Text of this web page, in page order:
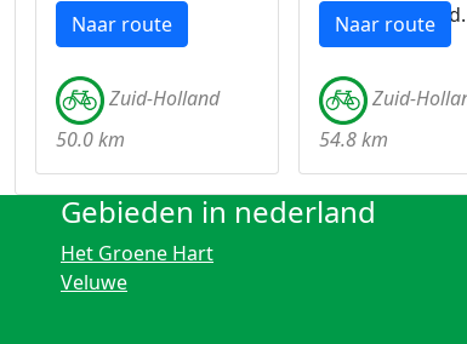
Groene Hart
Naar route
Zuid-Holland
50.0 km
Alblasserwaard.
Naar route
Zuid-
54.8 km
Gebieden in nederland
Het Groene Hart
Veluwe